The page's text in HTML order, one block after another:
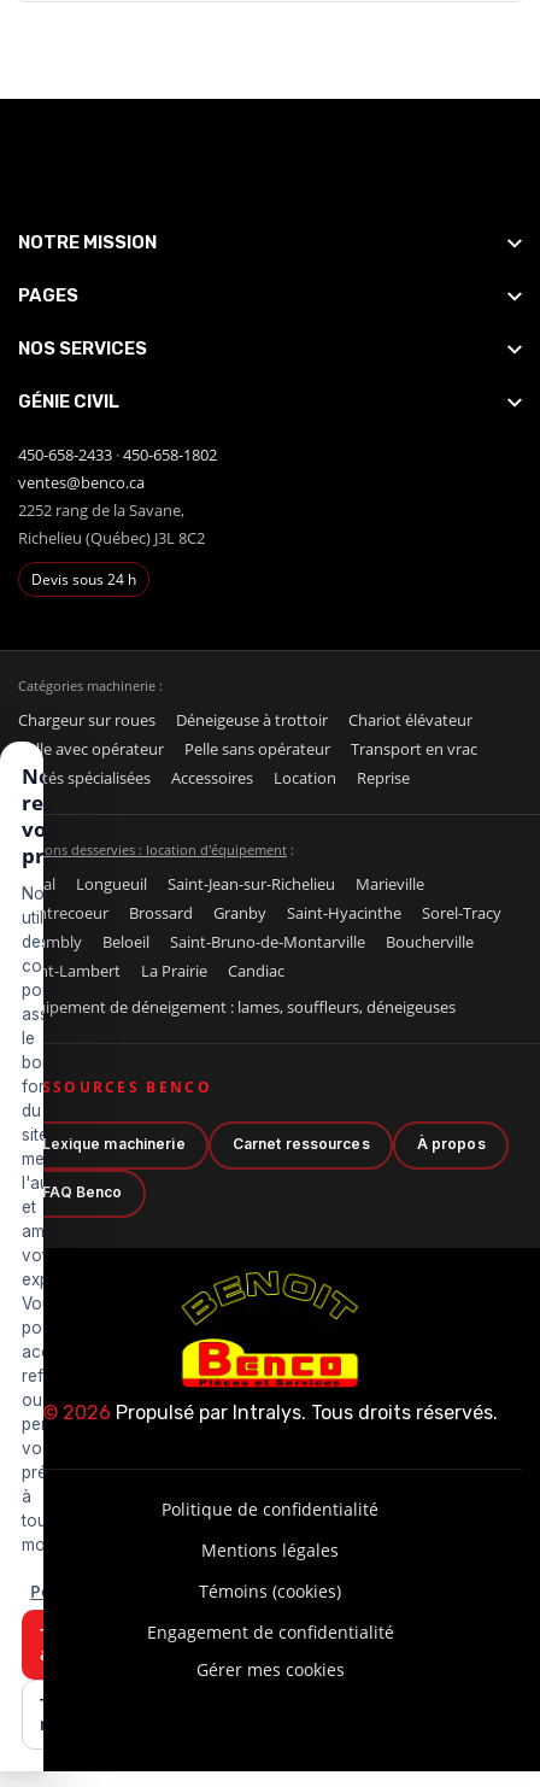
NOTRE MISSION
PAGES
NOS SERVICES
GÉNIE CIVIL
450-658-2433 ·450-658-1802
ventes@benco.ca
2252 rang de la Savane,
Richelieu (Québec) J3L 8C2
Devis sous 24 h
Catégories machinerie :
Chargeur sur roues Déneigeuse à trottoir
Chariot élévateur
Pelle avec opérateur
Pelle sans opérateur
Transport en vrac
Unités spécialisées
Accessoires Location Reprise
Régions desservies : location d'équipement :
Laval Longueuil Saint-Jean-sur-Richelieu
Marieville
Contrecoeur
Brossard Granby Saint-Hyacinthe
Sorel-Tracy
Chambly
Beloeil Saint-Bruno-de-Montarville
Boucherville
Saint-Lambert
La Prairie
Candiac
Équipement de déneigement : lames, souffleurs, déneigeuses
RESSOURCES BENCO
Lexique machinerie Carnet ressources À propos
FAQ Benco
© 2026 Propulsé par Intralys. Tous droits réservés.
Politique de confidentialité
Mentions légales
Témoins (cookies)
Engagement de confidentialité
Gérer mes cookies
Nous
respectons
votre vie
privée
Nous
utilisons
des
cookies
pour
assurer
le
bon
fonctionnement
du
site,
mesurer
l'audience
et
améliorer
votre
expérience.
Vous
pouvez
accepter,
refuser
ou
personnaliser
vos
préférences
à
tout
moment.
Personnaliser
Tout
refuser
Tout
accepter